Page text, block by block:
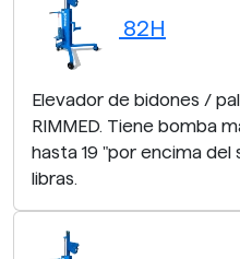
82H
Elevador de bidones /
RIMMED. Tiene bomba
hasta 19 "por encima del
libras.